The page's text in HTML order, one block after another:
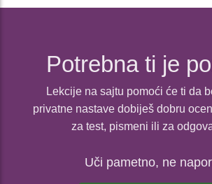
Potrebna ti je
Lekcije na sajtu pomoći će ti da
privatne nastave dobiješ dobru
za test, pismeni ili za
Uči pametno, ne